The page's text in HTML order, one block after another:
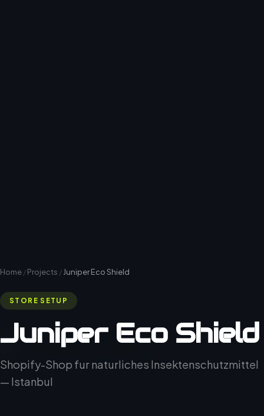
Home/Projects /Juniper Eco Shield
STORE SETUP
Juniper Eco Shield
Shopify-Shop fur naturliches Insektenschutzmittel
— Istanbul